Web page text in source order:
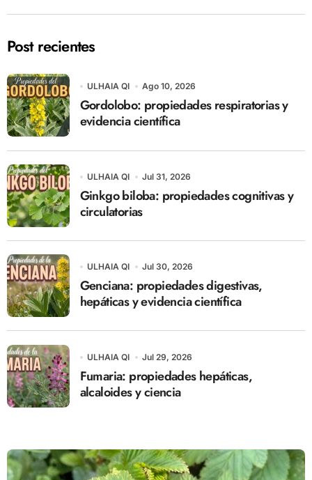
Post recientes
ULHAIA QI Ago 10, 2026
Gordolobo: propiedades respiratorias y
evidencia científica
ULHAIA QI Jul 31, 2026
Ginkgo biloba: propiedades cognitivas y
circulatorias
ULHAIA QI Jul 30, 2026
Genciana: propiedades digestivas,
hepáticas y evidencia científica
ULHAIA QI Jul 29, 2026
Fumaria: propiedades hepáticas,
alcaloides y ciencia